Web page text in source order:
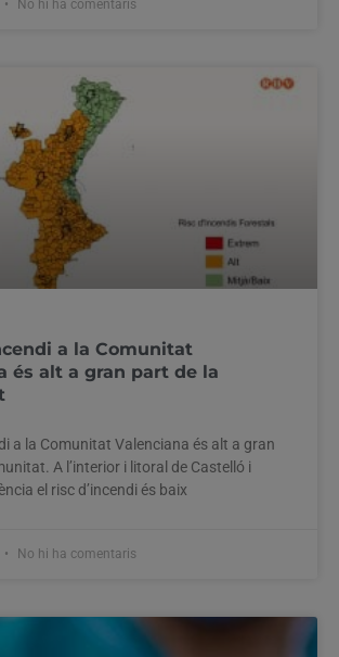
No hi ha comentaris
a la Comunitat
és alt a gran part de la
a la Comunitat Valenciana és alt a gran
A l’interior i litoral de Castelló i
el risc d’incendi és baix
No hi ha comentaris